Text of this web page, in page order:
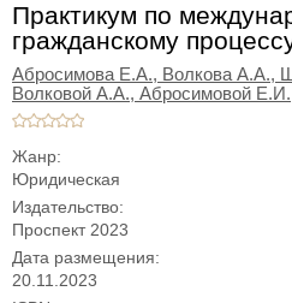
Практикум по
гражданскому
Абросимова Е.А., Волкова А.А.,
Волковой А.А., Абросимовой Е.И.
Жанр:
Юридическая
Издательство:
Проспект 2023
Дата размещения:
20.11.2023